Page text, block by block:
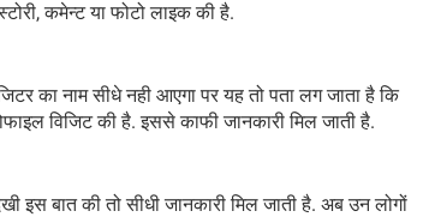
कमेन्ट या फोटो लाइक की है.
का नाम सीधे नही आएगा पर यह तो पता लग जाता है कि
विजिट की है. इससे काफी जानकारी मिल जाती है.
बात की तो सीधी जानकारी मिल जाती है. अब उन लोगों